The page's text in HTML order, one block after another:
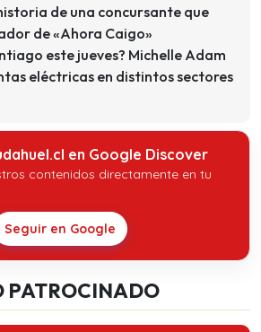
de una concursante que
de «Ahora Caigo»
este jueves? Michelle Adam
eléctricas en distintos sectores
en Google Discover
contenidos directamente en tu
Seguir en Google
PATROCINADO